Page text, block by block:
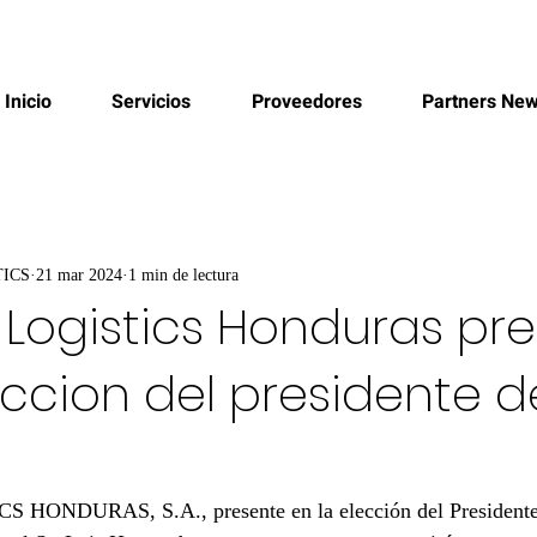
Inicio Servicios Proveedores Partners
Honduras
del presidente
21 mar 2024 1 min de lectura
HONDURAS, S.A., presente en la elección del